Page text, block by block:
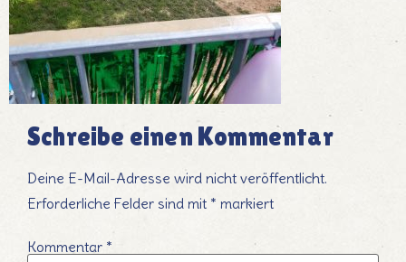
Schreibe einen Kommentar
Deine E-Mail-Adresse wird nicht veröffentlicht.
Erforderliche Felder sind mit * markiert
Kommentar *